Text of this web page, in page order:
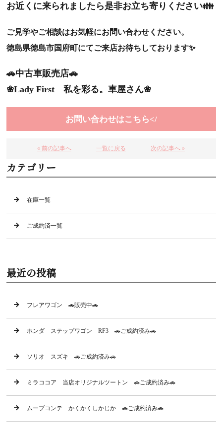
お近くに来られましたら是非お立ち寄りください👪
ご見学やご相談はお気軽にお問い合わせください。
徳島県徳島市国府町にてご来店お待ちしております✨
🚗中古車販売店🚗
❀Lady First 私を彩る。車屋さん❀
お問い合わせはこちら</
« 前の記事へ 一覧に戻る 次の記事へ »
カテゴリー
在庫一覧
ご成約済一覧
最近の投稿
フレアワゴン 🚗販売中🚗
ホンダ ステップワゴン RF3 🚗ご成約済み🚗
ソリオ スズキ 🚗ご成約済み🚗
ミラココア 当店オリジナルツートン 🚗ご成約済み🚗
ムーブコンテ かくかくしかじか 🚗ご成約済み🚗